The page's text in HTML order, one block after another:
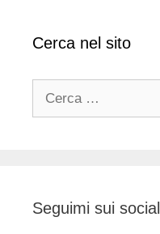
Cerca nel sito
Seguimi sui social